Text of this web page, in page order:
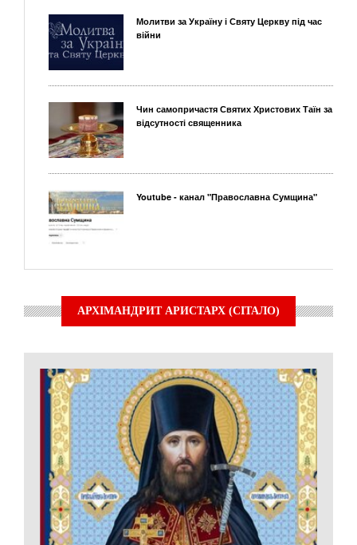
Молитви за Україну і Святу Церкву під час
війни
Чин самопричастя Святих Христових Таїн за
відсутності священника
Youtube - канал "Православна Сумщина"
АРХІМАНДРИТ АРИСТАРХ (СІТАЛО)